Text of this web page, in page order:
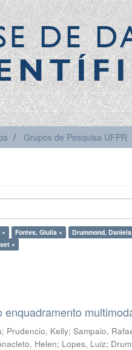
DE
Grupos de Pesquisa UFPR
Fontes, Giulia × Drummond,
×
enquadramento
; Prudencio, Kelly;Sampaio,
Helen; Lopes, Luiz;